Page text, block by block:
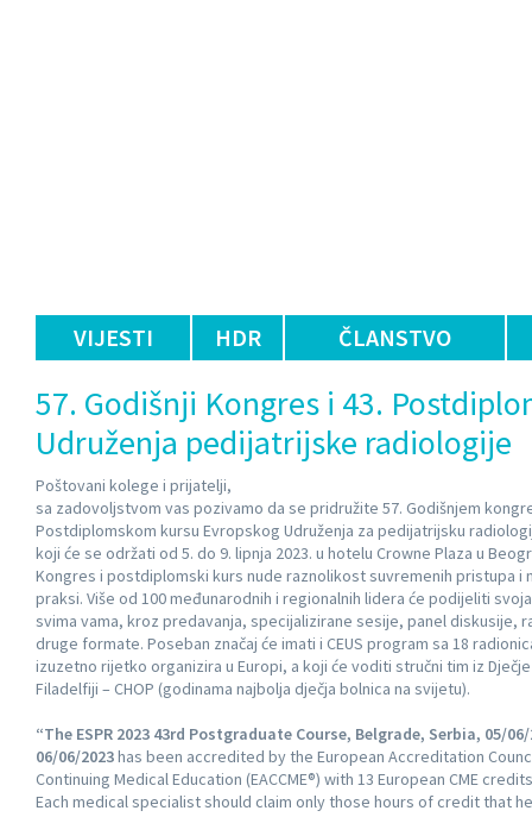
VIJESTI HDR ČLANSTVO
57. Godišnji Kongres i 43.
Udruženja pedijatrijske radiologije
Poštovani kolege i prijatelji,
sa zadovoljstvom vas pozivamo da se pridružite 57. Godišnjem
Postdiplomskom kursu Evropskog Udruženja za pedijatrijsku
koji će se održati od 5. do 9. lipnja 2023. u hotelu Crowne Plaza u
Kongres i postdiplomski kurs nude raznolikost suvremenih pristupa i
praksi. Više od 100 međunarodnih i regionalnih lidera će podijeliti
svima vama, kroz predavanja, specijalizirane sesije, panel diskusije,
druge formate. Poseban značaj će imati i CEUS program sa 18
izuzetno rijetko organizira u Europi, a koji će voditi stručni tim iz
Filadelfiji – CHOP (godinama najbolja dječja bolnica na svijetu).
“The ESPR 2023 43rd Postgraduate Course, Belgrade, Serbia, 05/
06/06/2023has been accredited by the European Accreditation
Continuing Medical Education (EACCME®) with 13 European CME credits
Each medical specialist should claim only those hours of credit that